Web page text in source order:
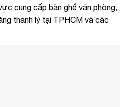
cung cấp bàn ghế văn phòng,
thanh lý tại TPHCM và các